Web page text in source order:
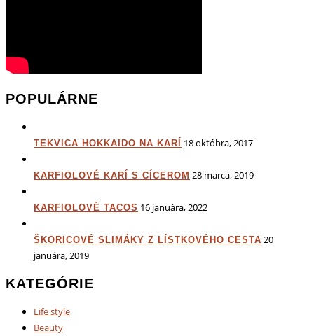
POPULÁRNE
TEKVICA HOKKAIDO NA KARÍ 18 októbra, 2017
KARFIOLOVÉ KARÍ S CÍCEROM 28 marca, 2019
KARFIOLOVÉ TACOS 16 januára, 2022
ŠKORICOVÉ SLIMÁKY Z LÍSTKOVÉHO CESTA 20
januára, 2019
KATEGÓRIE
Life style
Beauty